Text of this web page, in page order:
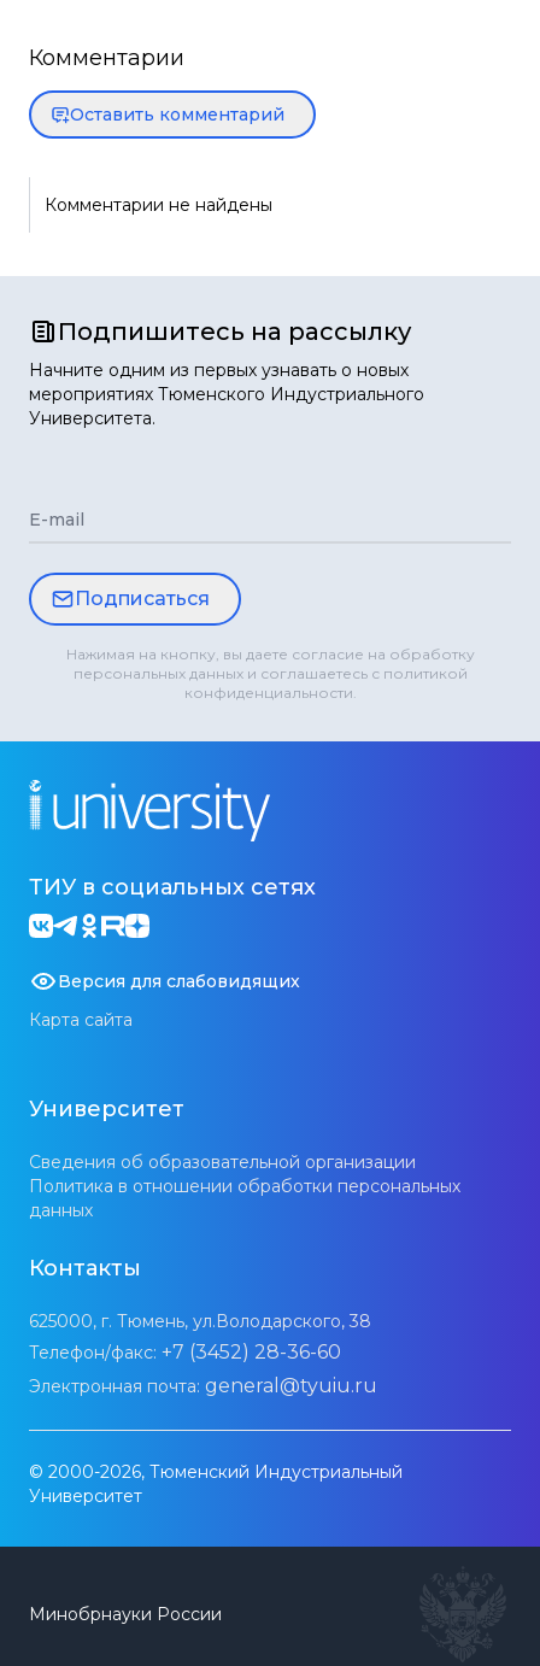
Комментарии
Оставить комментарий
Комментарии не найдены
Подпишитесь на рассылку
Начните одним из первых узнавать о новых
мероприятиях Тюменского Индустриального
Университета.
E-mail
Подписаться
Нажимая на кнопку, вы даете согласие на обработку
персональных данных и соглашаетесь с политикой
конфиденциальности.
ТИУ в социальных сетях
Версия для слабовидящих
Карта сайта
Университет
Сведения об образовательной организации
Политика в отношении обработки персональных
данных
Контакты
625000, г. Тюмень, ул.Володарского, 38
Телефон/факс: +7 (3452) 28-36-60
Электронная почта: general@tyuiu.ru
© 2000-2026, Тюменский Индустриальный
Университет
Минобрнауки России